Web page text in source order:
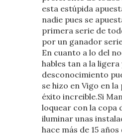
esta estúpida
nadie pues se
primera serie de
por un ganador
En cuanto a lo del
hables tan a la
desconocimiento
se hizo en Vigo en
éxito increible.Si
loquear con la copa
iluminar unas
hace más de 15